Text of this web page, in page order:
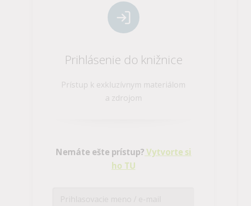
Prihlásenie do knižnice
Prístup k exkluzívnym materiálom
a zdrojom
Nemáte ešte prístup?Vytvorte si
ho TU